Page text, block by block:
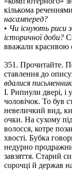
кількома
насамперед?
• Чи існують риси
історичної доби?
вважали красивою
351. Прочитайте.
ставлення до
вдалися
І. Рипнули двері,
чоловічок. То був
невеличкий вид,
очки. На сухому
волосся, котре
хвості. Бубка
недурно
завзяття. Старий
сорочці й держав